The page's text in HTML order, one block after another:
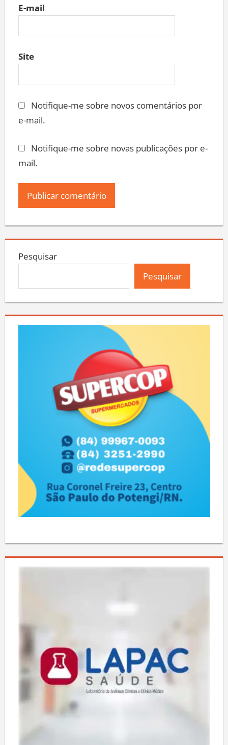
E-mail
Site
Notifique-me sobre novos comentários por
e-mail.
Notifique-me sobre novas publicações por e-
mail.
Pesquisar
Pesquisar